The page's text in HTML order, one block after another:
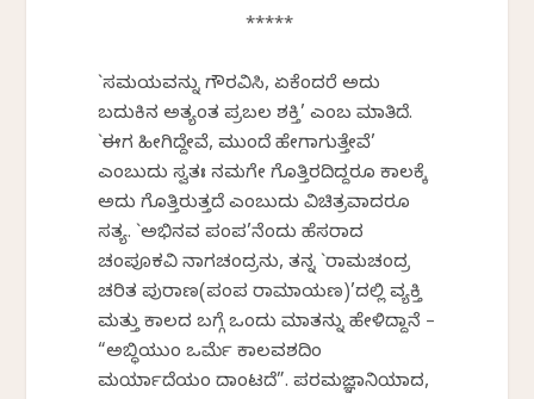
*****
`ಸಮಯವನ್ನು ಗೌರವಿಸಿ, ಏಕೆಂದರೆ ಅದು
ಬದುಕಿನ ಅತ್ಯಂತ ಪ್ರಬಲ ಶಕ್ತಿ’ ಎಂಬ ಮಾತಿದೆ.
`ಈಗ ಹೀಗಿದ್ದೇವೆ, ಮುಂದೆ ಹೇಗಾಗುತ್ತೇವೆ’
ಎಂಬುದು ಸ್ವತಃ ನಮಗೇ ಗೊತ್ತಿರದಿದ್ದರೂ ಕಾಲಕ್ಕೆ
ಅದು ಗೊತ್ತಿರುತ್ತದೆ ಎಂಬುದು ವಿಚಿತ್ರವಾದರೂ
ಸತ್ಯ. `ಅಭಿನವ ಪಂಪ’ನೆಂದು ಹೆಸರಾದ
ಚಂಪೂಕವಿ ನಾಗಚಂದ್ರನು, ತನ್ನ `ರಾಮಚಂದ್ರ
ಚರಿತ ಪುರಾಣ(ಪಂಪ ರಾಮಾಯಣ)’ದಲ್ಲಿ ವ್ಯಕ್ತಿ
ಮತ್ತು ಕಾಲದ ಬಗ್ಗೆ ಒಂದು ಮಾತನ್ನು ಹೇಳಿದ್ದಾನೆ –
“ಅಬ್ಧಿಯುಂ ಒರ್ಮೆ ಕಾಲವಶದಿಂ
ಮರ್ಯಾದೆಯಂ ದಾಂಟದೆ”. ಪರಮಜ್ಞಾನಿಯಾದ,